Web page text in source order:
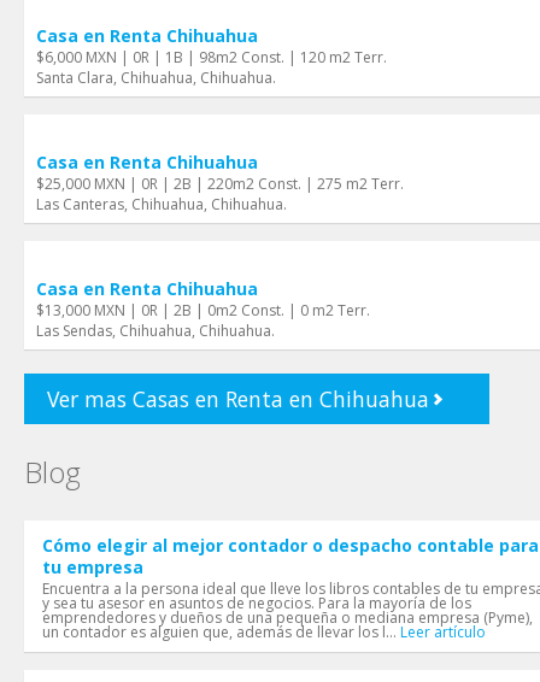
Casa en Renta Chihuahua
$6,000 MXN | 0R | 1B | 98m2 Const. | 120 m2 Terr.
Santa Clara, Chihuahua, Chihuahua.
Casa en Renta Chihuahua
$25,000 MXN | 0R | 2B | 220m2 Const. | 275 m2 Terr.
Las Canteras, Chihuahua, Chihuahua.
Casa en Renta Chihuahua
$13,000 MXN | 0R | 2B | 0m2 Const. | 0 m2 Terr.
Las Sendas, Chihuahua, Chihuahua.
Ver mas Casas en Renta en Chihuahua
Blog
Cómo elegir al mejor contador o despacho contable para
tu empresa
Encuentra a la persona ideal que lleve los libros contables de tu
y sea tu asesor en asuntos de negocios. Para la mayoría de los
emprendedores y dueños de una pequeña o mediana empresa (Pyme),
un contador es alguien que, además de llevar los l... Leer artículo